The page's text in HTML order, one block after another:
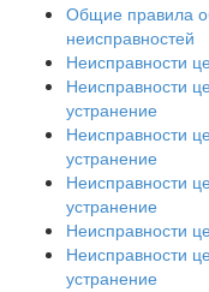
Общие правила
неисправностей
Неисправности
Неисправности
устранение
Неисправности
устранение
Неисправности
устранение
Неисправности
Неисправности
устранение